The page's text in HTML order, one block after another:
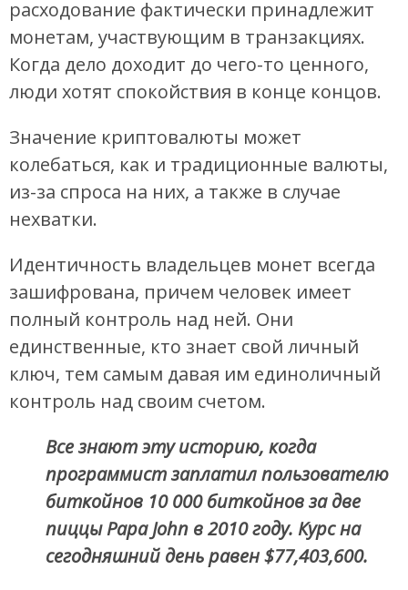
расходование фактически принадлежит
монетам, участвующим в транзакциях.
Когда дело доходит до чего-то ценного,
люди хотят спокойствия в конце концов.
Значение криптовалюты может
колебаться, как и традиционные валюты,
из-за спроса на них, а также в случае
нехватки.
Идентичность владельцев монет всегда
зашифрована, причем человек имеет
полный контроль над ней. Они
единственные, кто знает свой личный
ключ, тем самым давая им единоличный
контроль над своим счетом.
Все знают эту историю, когда
программист заплатил пользователю
биткойнов 10 000 биткойнов за две
пиццы Papa John в 2010 году. Курс на
сегодняшний день равен $77,403,600.